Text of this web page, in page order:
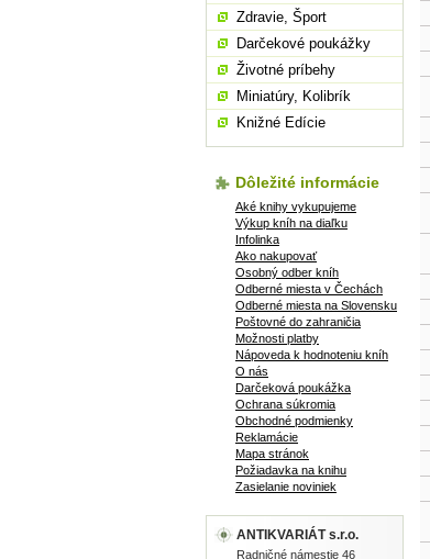
Zdravie, Šport
Darčekové poukážky
Životné príbehy
Miniatúry, Kolibrík
Knižné Edície
Dôležité informácie
Aké knihy vykupujeme
Výkup kníh na diaľku
Infolinka
Ako nakupovať
Osobný odber kníh
Odberné miesta v Čechách
Odberné miesta na Slovensku
Poštovné do zahraničia
Možnosti platby
Nápoveda k hodnoteniu kníh
O nás
Darčeková poukážka
Ochrana súkromia
Obchodné podmienky
Reklamácie
Mapa stránok
Požiadavka na knihu
Zasielanie noviniek
ANTIKVARIÁT s.r.o.
Radničné námestie 46